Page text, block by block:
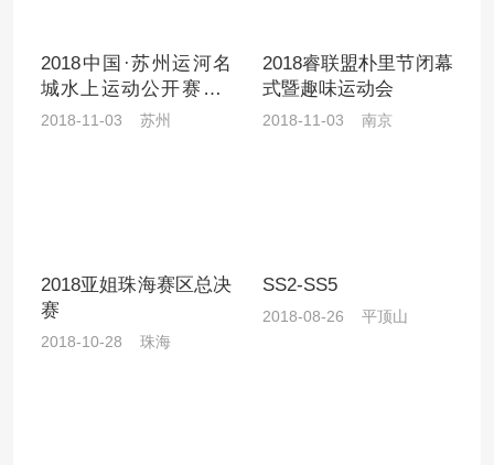
2018中国·苏州运河名
城水上运动公开赛（1
1.03）
2018-11-03 苏州
2018睿联盟朴里节闭幕
式暨趣味运动会
2018-11-03 南京
2018亚姐珠海赛区总决
赛
2018-10-28 珠海
SS2-SS5
2018-08-26 平顶山